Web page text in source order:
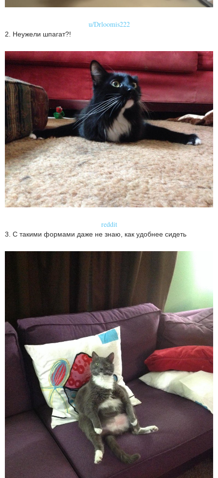
u/Drloomis222
2. Неужели шпагат?!
reddit
3. С такими формами даже не знаю, как удобнее сидеть